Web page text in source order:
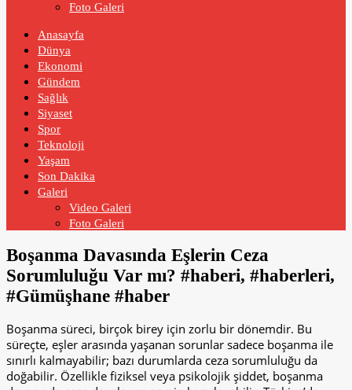
Foto Galeri
Anasayfa
Dünya
Ekonomi
Gündem
Sağlık
Siyaset
Spor
Teknoloji
Yaşam
Son Dakika
Galeri
Video Galeri
Foto Galeri
Boşanma Davasında Eşlerin Ceza
Sorumluluğu Var mı? #haberi, #haberleri,
#Gümüşhane #haber
Boşanma süreci, birçok birey için zorlu bir dönemdir. Bu
süreçte, eşler arasında yaşanan sorunlar sadece boşanma ile
sınırlı kalmayabilir; bazı durumlarda ceza sorumluluğu da
doğabilir. Özellikle fiziksel veya psikolojik şiddet, boşanma